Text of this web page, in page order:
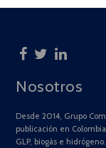
Nosotros
Desde 2014, Grupo
publicación en
GLP, biogás e